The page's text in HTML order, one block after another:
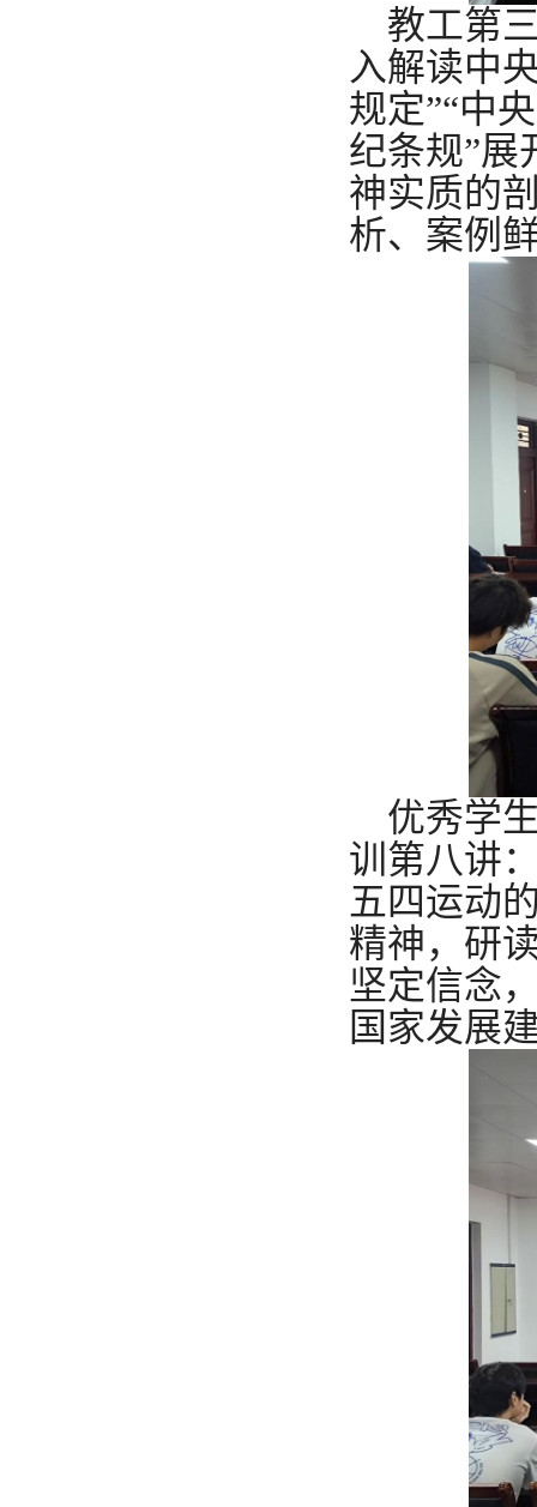
教工第
入解读中
规定”“中
纪条规”展
神实质的
析、案例
优秀学
训第八讲
五四运动
精神，研
坚定信念
国家发展